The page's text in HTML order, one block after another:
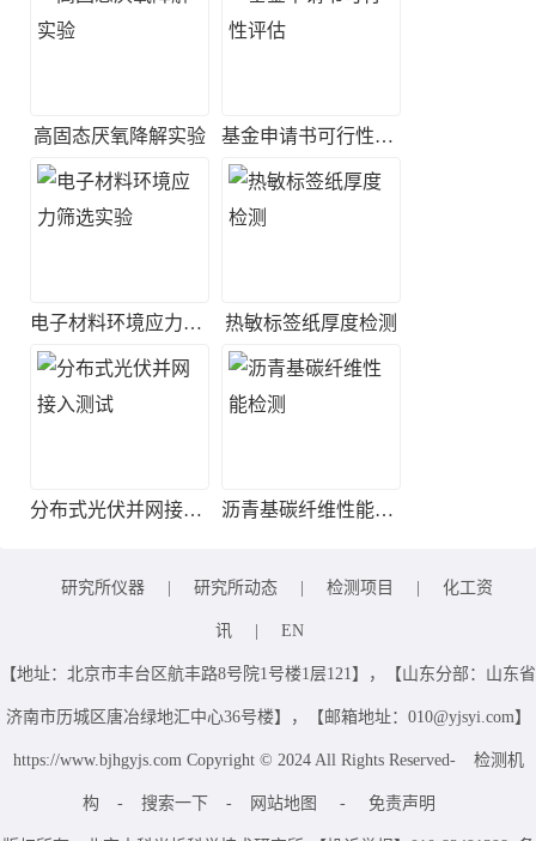
高固态厌氧降解实验 基金申请书可行性评估
电子材料环境应力筛选实验 热敏标签纸厚度检测
分布式光伏并网接入测试 沥青基碳纤维性能检测
研究所仪器 研究所动态 检测项目 化工资
讯 EN
【地址：北京市丰台区航丰路8号院1号楼1层121】，【山东分部：山东省
济南市历城区唐冶绿地汇中心36号楼】，【邮箱地址：010@yjsyi.com】
https://www.bjhgyjs.com Copyright © 2024 All Rights Reserved- 检测机
构 - 搜索一下 - 网站地图 - 免责声明